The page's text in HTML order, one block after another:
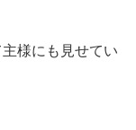
様にも見せてい